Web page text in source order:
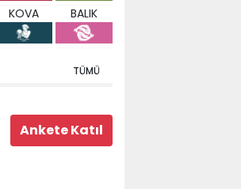
KOVA BALIK
TÜMÜ